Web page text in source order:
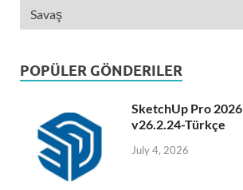
POPÜLER GÖNDERILER
SketchUp Pro
v26.2.24-Türkçe
July 4, 2026